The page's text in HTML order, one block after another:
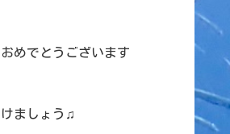
めでとうございます
ましょう♫